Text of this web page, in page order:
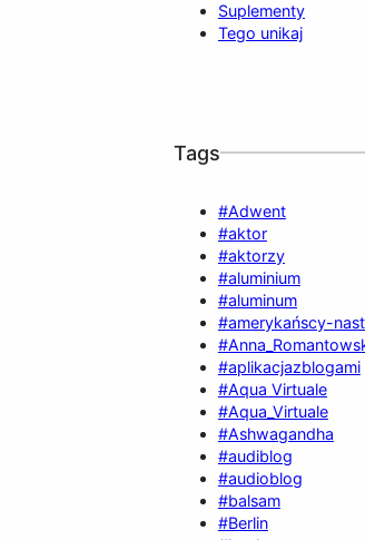
Suplementy
Tego unikaj
Tags
#Adwent
#aktor
#aktorzy
#aluminium
#aluminum
#amerykańscy-
#aplikacjazblogami
#Aqua Virtuale
#Aqua_Virtuale
#Ashwagandha
#audiblog
#audioblog
#balsam
#Berlin